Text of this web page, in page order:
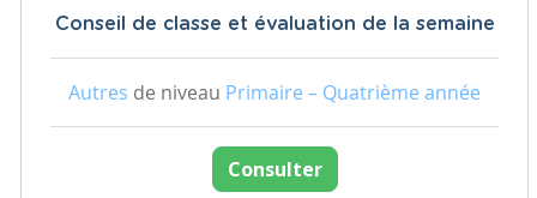
Conseil de classe et évaluation de la semaine
Autres de niveau Primaire – Quatrième année
Consulter